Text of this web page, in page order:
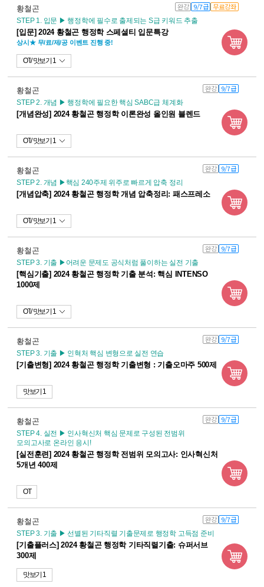
황철곤 완강 9/7급 무료강좌
STEP 1. 입문 ▶ 행정학에 필수로 출제되는 S급 키워드 추출
[입문] 2024 황철곤 행정학 스페셜티 입문특강
상시★ 무/료/제/공 이벤트 진행 중!
OT 맛보기 1
황철곤 완강 9/7급
STEP 2. 개념 ▶ 행정학에 필요한 핵심 SABC급 체계화
[개념완성] 2024 황철곤 행정학 이론완성 올인원 블렌드
OT 맛보기 1
황철곤 완강 9/7급
STEP 2. 개념 ▶핵심 240주제 위주로 빠르게 압축 정리
[개념압축] 2024 황철곤 행정학 개념 압축정리: 패스프레소
OT 맛보기 1
황철곤 완강 9/7급
STEP 3. 기출 ▶어려운 문제도 공식처럼 풀이하는 실전 기출
[핵심기출] 2024 황철곤 행정학 기출 분석: 핵심 INTENSO
1000제
OT 맛보기 1
황철곤 완강 9/7급
STEP 3. 기출 ▶ 인혁처 핵심 변형으로 실전 연습
[기출변형] 2024 황철곤 행정학 기출변형 : 기출오마주 500제
맛보기 1
황철곤 완강 9/7급
STEP 4. 실전 ▶ 인사혁신처 핵심 문제로 구성된 전범위
모의고사로 온라인 응시!
[실전훈련] 2024 황철곤 행정학 전범위 모의고사: 인사혁신처
5개년 400제
OT
황철곤 완강 9/7급
STEP 3. 기출 ▶ 선별된 기타직렬 기출문제로 행정학 고득점 준비
[기출플러스] 2024 황철곤 행정학 기타직렬기출: 슈퍼서브
300제
맛보기 1